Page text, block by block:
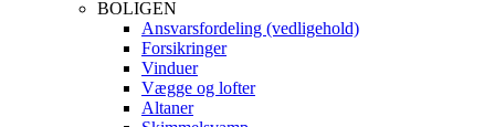
BOLIGEN
Ansvarsfordeling (vedligehold)
Forsikringer
Vinduer
Vægge og lofter
Altaner